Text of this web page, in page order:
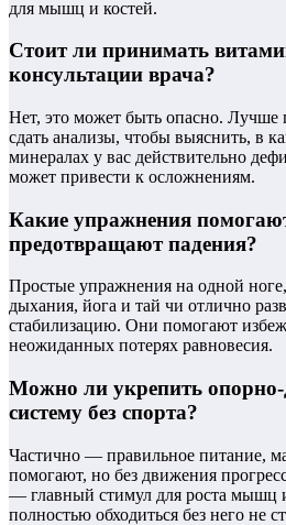
для мышц и костей.
Стоит ли принимать
консультации врача?
Нет, это может быть опасно. Лучше
сдать анализы, чтобы выяснить, в
минералах у вас действительно
может привести к осложнениям.
Какие упражнения
предотвращают падения?
Простые упражнения на одной
дыхания, йога и тай чи отлично
стабилизацию. Они помогают
неожиданных потерях равновесия.
Можно ли укрепить опорно-
систему без спорта?
Частично — правильное питание,
помогают, но без движения
— главный стимул для роста мышц
полностью обходиться без него не